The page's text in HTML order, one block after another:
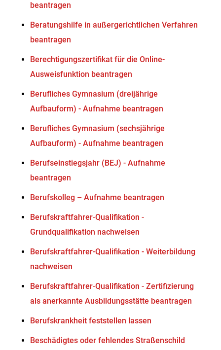
beantragen
Beratungshilfe in außergerichtlichen Verfahren
beantragen
Berechtigungszertifikat für die Online-
Ausweisfunktion beantragen
Berufliches Gymnasium (dreijährige
Aufbauform) - Aufnahme beantragen
Berufliches Gymnasium (sechsjährige
Aufbauform) - Aufnahme beantragen
Berufseinstiegsjahr (BEJ) - Aufnahme
beantragen
Berufskolleg – Aufnahme beantragen
Berufskraftfahrer-Qualifikation -
Grundqualifikation nachweisen
Berufskraftfahrer-Qualifikation - Weiterbildung
nachweisen
Berufskraftfahrer-Qualifikation - Zertifizierung
als anerkannte Ausbildungsstätte beantragen
Berufskrankheit feststellen lassen
Beschädigtes oder fehlendes Straßenschild